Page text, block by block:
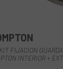
KIT FIJACION
INTERIOR +